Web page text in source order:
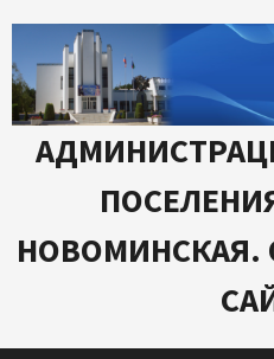
содержимому